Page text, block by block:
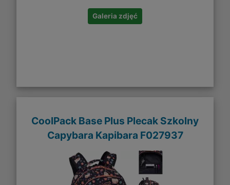
Galeria zdjęć
CoolPack Base Plus Plecak Szkolny
Capybara Kapibara F027937